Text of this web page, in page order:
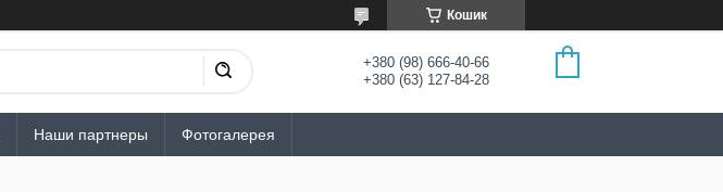
Кошик
+380 (98) 666-40-66
+380 (63) 127-84-28
Наши партнеры Фотогалерея